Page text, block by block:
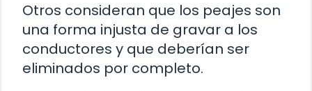
Otros consideran que los peajes son
una forma injusta de gravar a los
conductores y que deberían ser
eliminados por completo.